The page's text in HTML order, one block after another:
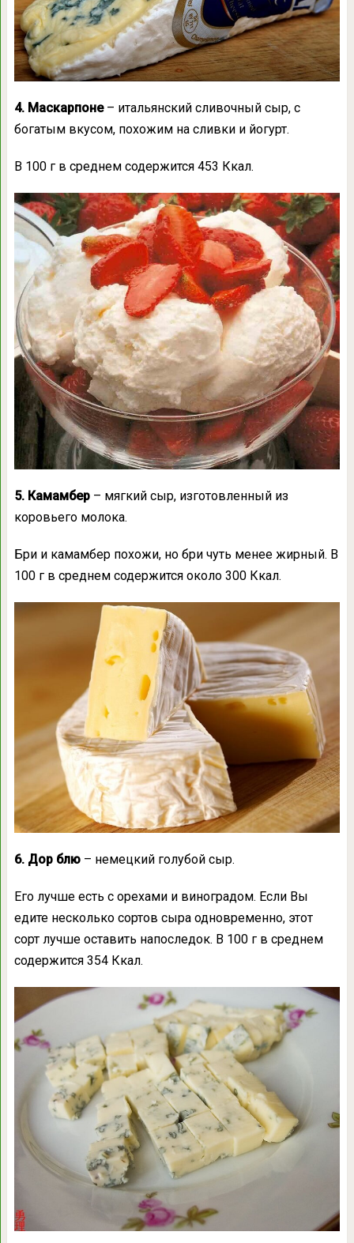
4. Маскарпоне – итальянский сливочный сыр, с
богатым вкусом, похожим на сливки и йогурт.
В 100 г в среднем содержится 453 Ккал.
5. Камамбер– мягкий сыр, изготовленный из
коровьего молока.
Бри и камамбер похожи, но бри чуть менее жирный. В
100 г в среднем содержится около 300 Ккал.
6. Дор блю– немецкий голубой сыр.
Его лучше есть с орехами и виноградом. Если Вы
едите несколько сортов сыра одновременно, этот
сорт лучше оставить напоследок. В 100 г в среднем
содержится 354 Ккал.